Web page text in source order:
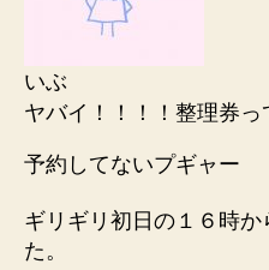
いぶ
ヤバイ！！！！整理券っ
予約してないプギャー
ギリギリ初日の１６時
た。